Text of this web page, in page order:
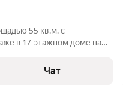
55 кв.м. с
в 17-этажном доме на
Чат